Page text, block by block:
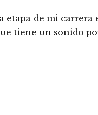
etapa de mi
tiene un sonido